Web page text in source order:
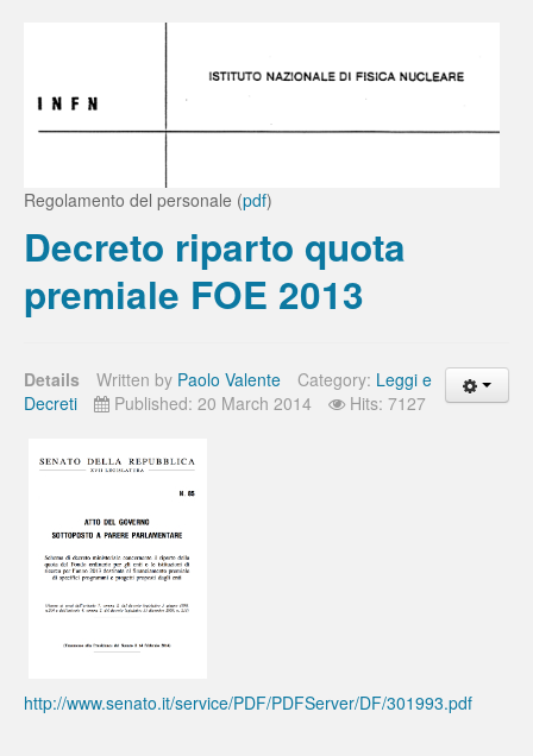
Regolamento del personale (pdf)
Decreto riparto quota
premiale FOE 2013
Details Written by Paolo Valente Category: Leggi e
Decreti
Published: 20 March 2014 Hits: 7127
http://www.senato.it/service/PDF/PDFServer/DF/301993.pdf